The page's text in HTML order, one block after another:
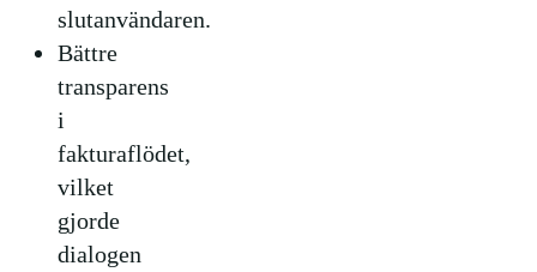
slutanvändaren.
Bättre
transparens
i
fakturaflödet,
vilket
gjorde
dialogen